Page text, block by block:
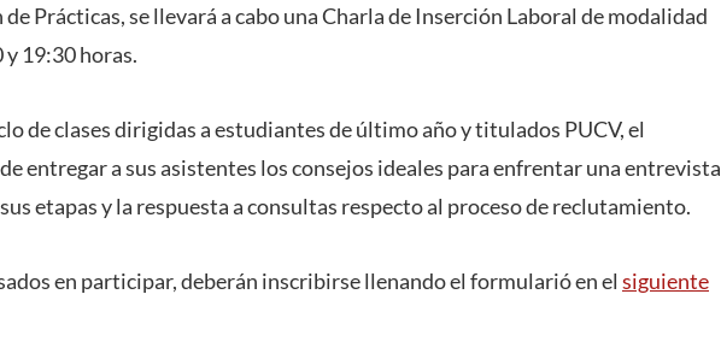
Prácticas, se llevará a cabo una Charla de Inserción Laboral de modalidad
19:30 horas.
de clases dirigidas a estudiantes de último año y titulados PUCV, el
entregar a sus asistentes los consejos ideales para enfrentar una entrevista
etapas y la respuesta a consultas respecto al proceso de reclutamiento.
en participar, deberán inscribirse llenando el formularió en el siguiente